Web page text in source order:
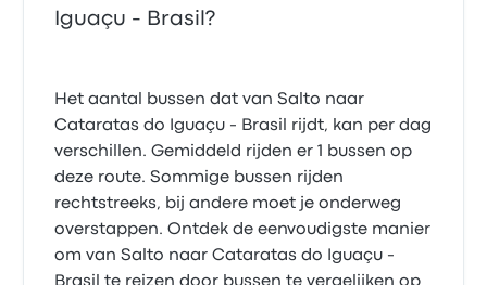
Iguaçu - Brasil?
Het aantal bussen dat van Salto naar
Cataratas do Iguaçu - Brasil rijdt, kan per dag
verschillen. Gemiddeld rijden er 1 bussen op
deze route. Sommige bussen rijden
rechtstreeks, bij andere moet je onderweg
overstappen. Ontdek de eenvoudigste manier
om van Salto naar Cataratas do Iguaçu -
Brasil te reizen door bussen te vergelijken op